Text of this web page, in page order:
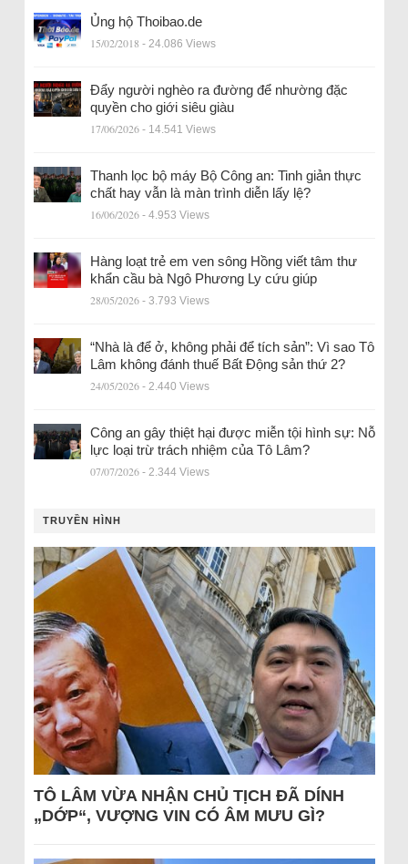
Ủng hộ Thoibao.de
15/02/2018 - 24.086 Views
Đẩy người nghèo ra đường để nhường đặc
quyền cho giới siêu giàu
17/06/2026 - 14.541 Views
Thanh lọc bộ máy Bộ Công an: Tinh giản thực
chất hay vẫn là màn trình diễn lấy lệ?
16/06/2026 - 4.953 Views
Hàng loạt trẻ em ven sông Hồng viết tâm thư
khẩn cầu bà Ngô Phương Ly cứu giúp
28/05/2026 - 3.793 Views
“Nhà là để ở, không phải để tích sản”: Vì sao Tô
Lâm không đánh thuế Bất Động sản thứ 2?
24/05/2026 - 2.440 Views
Công an gây thiệt hại được miễn tội hình sự: Nỗ
lực loại trừ trách nhiệm của Tô Lâm?
07/07/2026 - 2.344 Views
TRUYỀN HÌNH
TÔ LÂM VỪA NHẬN CHỦ TỊCH ĐÃ DÍNH
„DỚP“, VƯỢNG VIN CÓ ÂM MƯU GÌ?